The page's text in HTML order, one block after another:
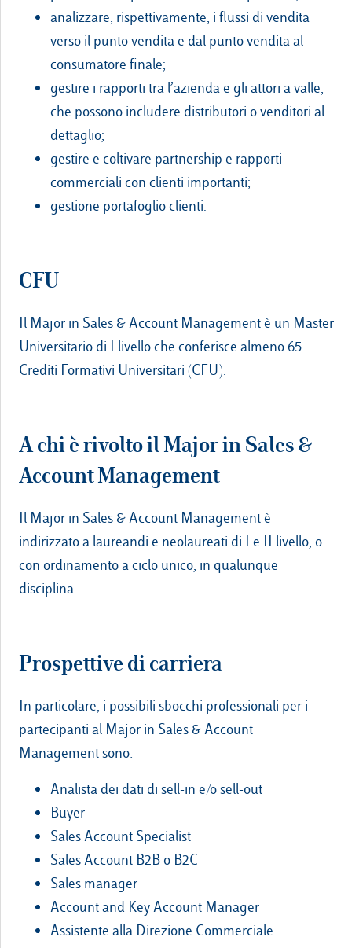
analizzare, rispettivamente, i flussi di vendita
verso il punto vendita e dal punto vendita al
consumatore finale;
gestire i rapporti tra l’azienda e gli attori a valle,
che possono includere distributori o venditori al
dettaglio;
gestire e coltivare partnership e rapporti
commerciali con clienti importanti;
gestione portafoglio clienti.
CFU
Il Major in Sales & Account Management è un Master
Universitario di I livello che conferisce almeno 65
Crediti Formativi Universitari (CFU).
A chi è rivolto il Major in Sales &
Account Management
Il Major in Sales & Account Management è
indirizzato a laureandi e neolaureati di I e II livello, o
con ordinamento a ciclo unico, in qualunque
disciplina.
Prospettive di carriera
In particolare, i possibili sbocchi professionali per i
partecipanti al Major in Sales & Account
Management sono:
Analista dei dati di sell-in e/o sell-out
Buyer
Sales Account Specialist
Sales Account B2B o B2C
Sales manager
Account and Key Account Manager
Assistente alla Direzione Commerciale